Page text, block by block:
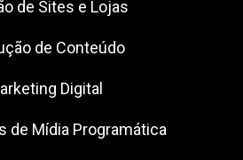
de Sites e Lojas
de Conteúdo
Digital
de Mídia Programática